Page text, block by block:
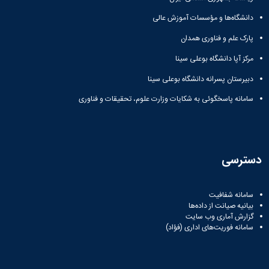
آدرس
و
تلفن
علوم
نفت
دانشکده
علوم
دانشکده
هنر
و
دانشکده
علوم
دانشکده
علوم
اقتصادی
و
غیر
فارسی
زبانان
های
آزاد،
کاربردی
و
دانشگاه‌ها و مؤسسات آموزش عالی
پارک علم و فناوری همدان
مرکز آپا دانشگاه بوعلی سینا
دبیرستان پسرانه دانشگاه بوعلی سینا
سامانه پاسخگوئی به شکایات وزارت علوم، تحقیقات و فناوری
دسترسی
سامانه شفافیت
بیانیه صیانت از داده‌ها
گزارش آماری وب‌ سایت
سامانه فوریت‌های اداری (فؤاد)